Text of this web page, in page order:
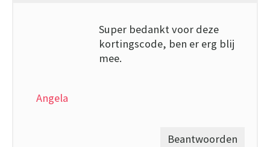
Angela
Super bedankt voor deze
kortingscode, ben er erg blij
mee.
Beantwoorden